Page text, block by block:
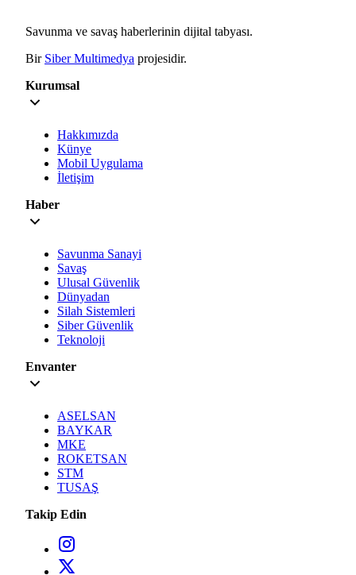
Savunma ve savaş haberlerinin dijital tabyası.
Bir Siber Multimedya projesidir.
Kurumsal
Hakkımızda
Künye
Mobil Uygulama
İletişim
Haber
Savunma Sanayi
Savaş
Ulusal Güvenlik
Dünyadan
Silah Sistemleri
Siber Güvenlik
Teknoloji
Envanter
ASELSAN
BAYKAR
MKE
ROKETSAN
STM
TUSAŞ
Takip Edin